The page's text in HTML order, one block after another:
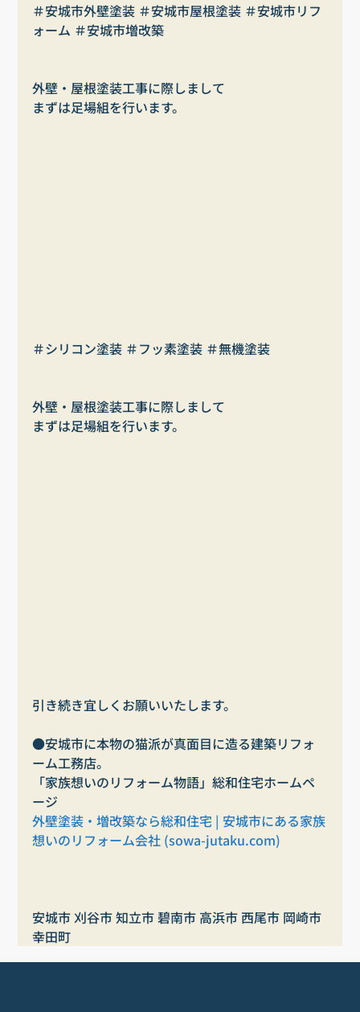
＃安城市外壁塗装 ＃安城市屋根塗装 ＃安城市リフ
ォーム ＃安城市増改築
外壁・屋根塗装工事に際しまして
まずは足場組を行います。
＃シリコン塗装 ＃フッ素塗装 ＃無機塗装
外壁・屋根塗装工事に際しまして
まずは足場組を行います。
引き続き宜しくお願いいたします。
●安城市に本物の猫派が真面目に造る建築リフォ
ーム工務店。
「家族想いのリフォーム物語」総和住宅ホームペ
ージ
外壁塗装・増改築なら総和住宅 | 安城市にある家族
想いのリフォーム会社 (sowa-jutaku.com)
安城市 刈谷市 知立市 碧南市 高浜市 西尾市 岡崎市
幸田町